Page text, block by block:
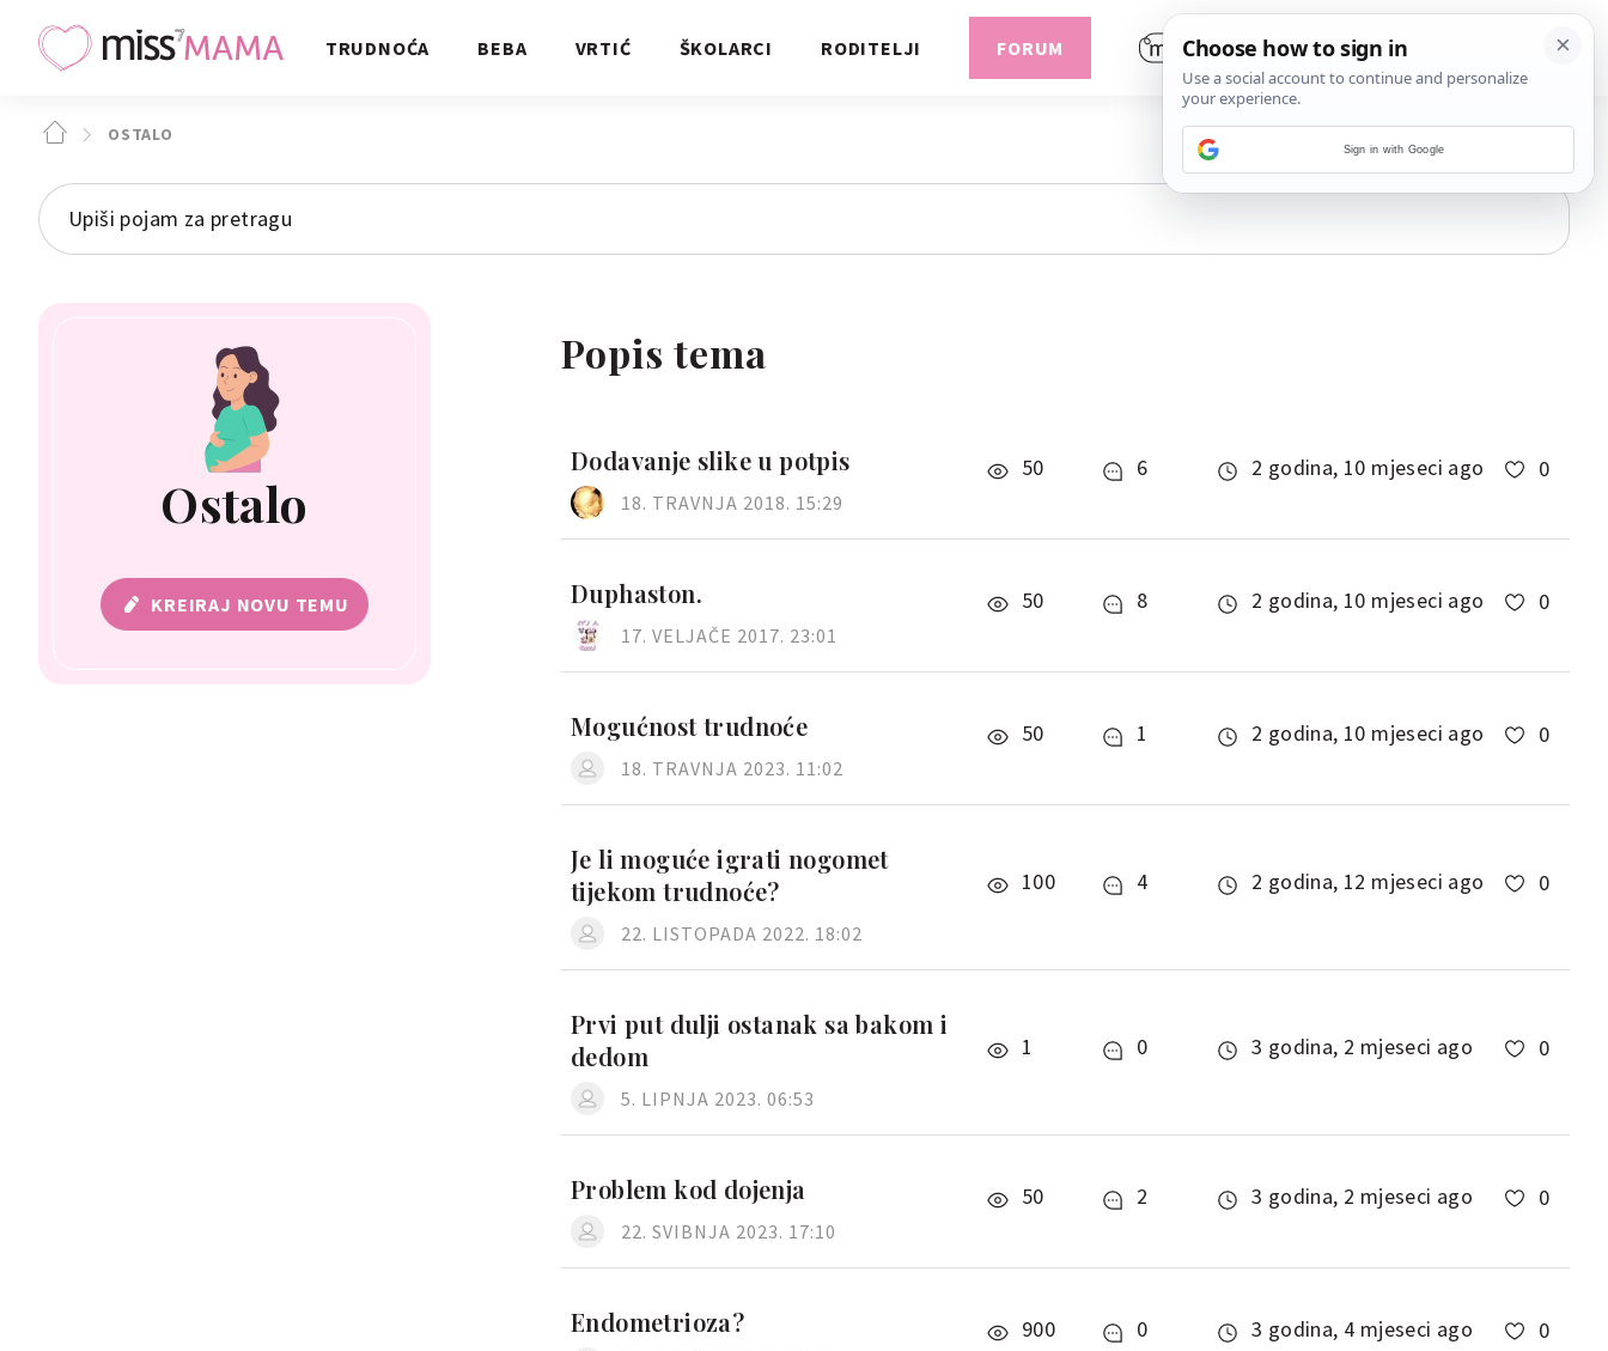
TRUDNOĆA BEBA VRTIĆ ŠKOLARCI RODITELJI FORUM
OSTALO
Ostalo
KREIRAJ NOVU TEMU
Popis tema
Dodavanje slike u potpis 50 6 2 godina, 10 mjeseci ago 0
18. TRAVNJA 2018. 15:29
Duphaston. 50 8 2 godina, 10 mjeseci ago 0
17. VELJAČE 2017. 23:01
Mogućnost trudnoće 50 1 2 godina, 10 mjeseci ago 0
18. TRAVNJA 2023. 11:02
Je li moguće igrati nogomet
tijekom trudnoće?
100 4 2 godina, 12 mjeseci ago 0
22. LISTOPADA 2022. 18:02
Prvi put dulji ostanak sa bakom i
dedom
1 0 3 godina, 2 mjeseci ago 0
5. LIPNJA 2023. 06:53
Problem kod dojenja 50 2 3 godina, 2 mjeseci ago 0
22. SVIBNJA 2023. 17:10
Endometrioza? 900 0 3 godina, 4 mjeseci ago 0
Sign in with Google